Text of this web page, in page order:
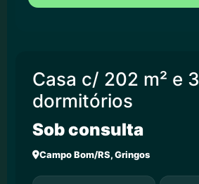
Casa c/ 202 m² e 3
dormitórios
Sob consulta
Campo Bom/RS, Gringos